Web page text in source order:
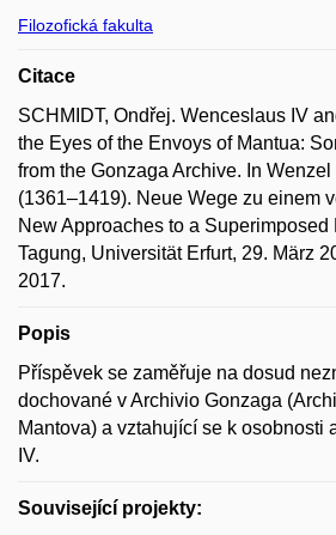
Filozofická fakulta
Citace
SCHMIDT, Ondřej. Wenceslaus IV
the Eyes of the Envoys of Mantua:
from the Gonzaga Archive. In
(1361–1419). Neue Wege zu einem
New Approaches to a
Tagung, Universität Erfurt, 29. März
2017.
Popis
Příspěvek se zaměřuje na dosud
dochované v Archivio Gonzaga
Mantova) a vztahující se k osobnosti
IV.
Související projekty: